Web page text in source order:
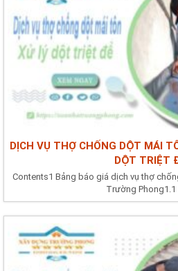
DỊCH VỤ THỢ CHỐNG DỘT MÁI
DỘT TRIỆT
Contents1 Bảng báo giá dịch vụ thợ
Trường Phong1.1